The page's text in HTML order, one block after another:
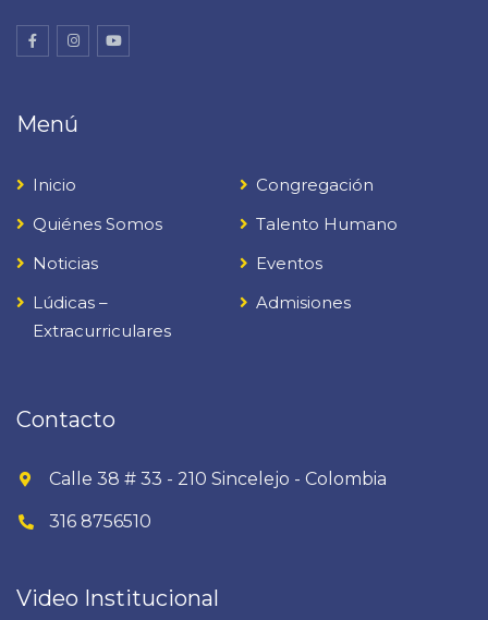
Menú
Inicio
Congregación
Quiénes Somos
Talento Humano
Noticias
Eventos
Lúdicas –
Extracurriculares
Admisiones
Contacto
Calle 38 # 33 - 210 Sincelejo - Colombia
316 8756510
Video Institucional